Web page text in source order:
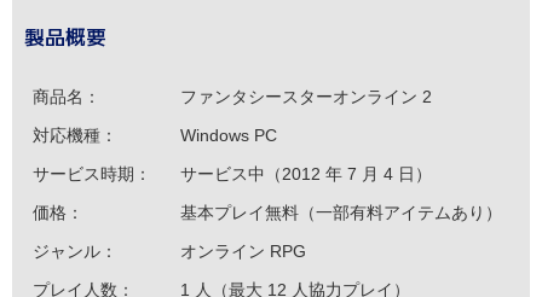
製品概要
商品名：
ファンタシースターオンライン 2
対応機種：
Windows PC
サービス時期：
サービス中（2012 年 7 月 4 日）
価格：
基本プレイ無料（一部有料アイテムあり）
ジャンル：
オンライン RPG
プレイ人数：
1 人（最大 12 人協力プレイ）